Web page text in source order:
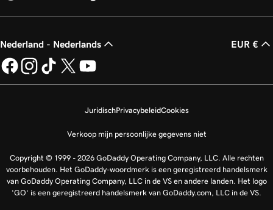
Nederland - Nederlands EUR €
JuridischPrivacybeleidCookies
Verkoop mijn persoonlijke gegevens niet
Copyright © 1999 - 2026 GoDaddy Operating Company, LLC. Alle rechten
voorbehouden. Het GoDaddy-woordmerk is een geregistreerd handelsmerk
van GoDaddy Operating Company, LLC in de VS en andere landen. Het logo
‘GO‘ is een geregistreerd handelsmerk van GoDaddy.com, LLC in de VS.